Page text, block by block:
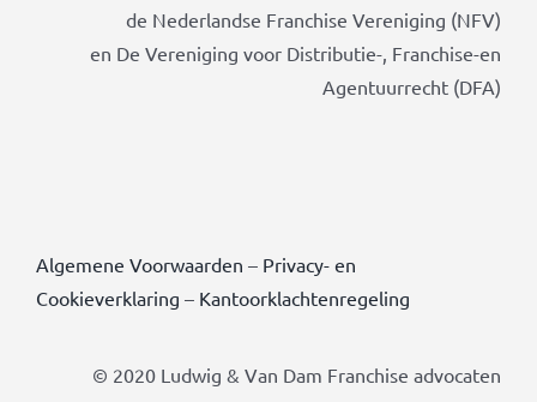
de Nederlandse Franchise Vereniging (NFV)
en De Vereniging voor Distributie-, Franchise-en
Agentuurrecht (DFA)
Algemene Voorwaarden – Privacy- en
Cookieverklaring – Kantoorklachtenregeling
© 2020 Ludwig & Van Dam Franchise advocaten